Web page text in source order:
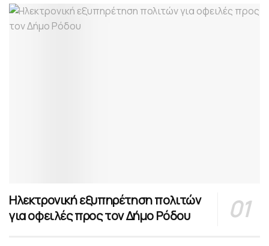
Ηλεκτρονική εξυπηρέτηση πολιτών
για οφειλές προς τον Δήμο Ρόδου